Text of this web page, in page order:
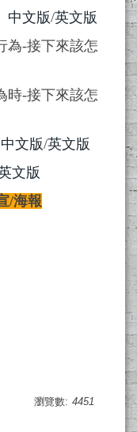
中文版/英文版
為-接下來該怎
時-接下來該怎
中文版/英文版
文版
/海報
瀏覽數: 4451